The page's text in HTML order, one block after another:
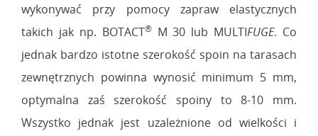
wykonywać przy pomocy zapraw elastycznych
takich jak np. BOTACT®M 30 lub MULTIFUGE. Co
jednak bardzo istotne szerokość spoin na tarasach
zewnętrznych powinna wynosić minimum 5 mm,
optymalna zaś szerokość spoiny to 8-10 mm.
Wszystko jednak jest uzależnione od wielkości i